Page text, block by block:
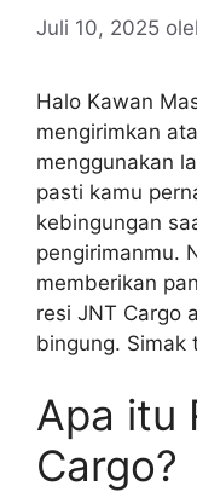
Juli 10, 2025
Halo Kawan
mengirimkan
menggunakan
pasti kamu
kebingungan
pengirimanmu.
memberikan
resi JNT Cargo
bingung. Simak
Apa itu
Cargo?